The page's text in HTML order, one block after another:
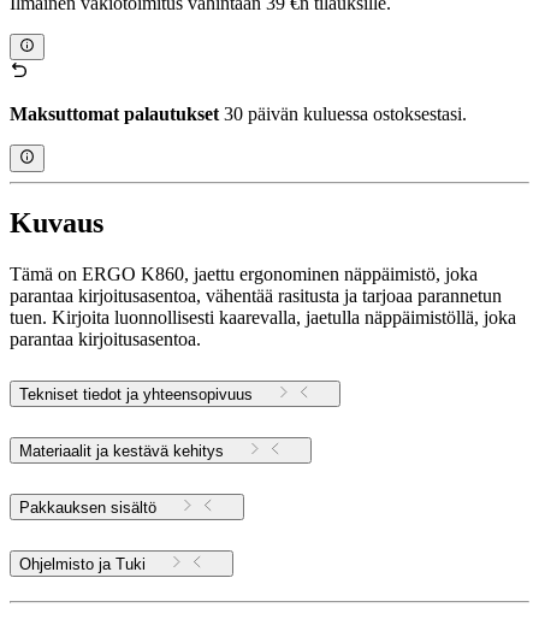
Maksuttomat palautukset 30 päivän kuluessa ostoksestasi.
Kuvaus
Tämä on ERGO K860, jaettu ergonominen näppäimistö, joka
parantaa kirjoitusasentoa, vähentää rasitusta ja tarjoaa parannetun
tuen. Kirjoita luonnollisesti kaarevalla, jaetulla näppäimistöllä, joka
parantaa kirjoitusasentoa.
Tekniset tiedot ja yhteensopivuus
Materiaalit ja kestävä kehitys
Pakkauksen sisältö
Ohjelmisto ja Tuki